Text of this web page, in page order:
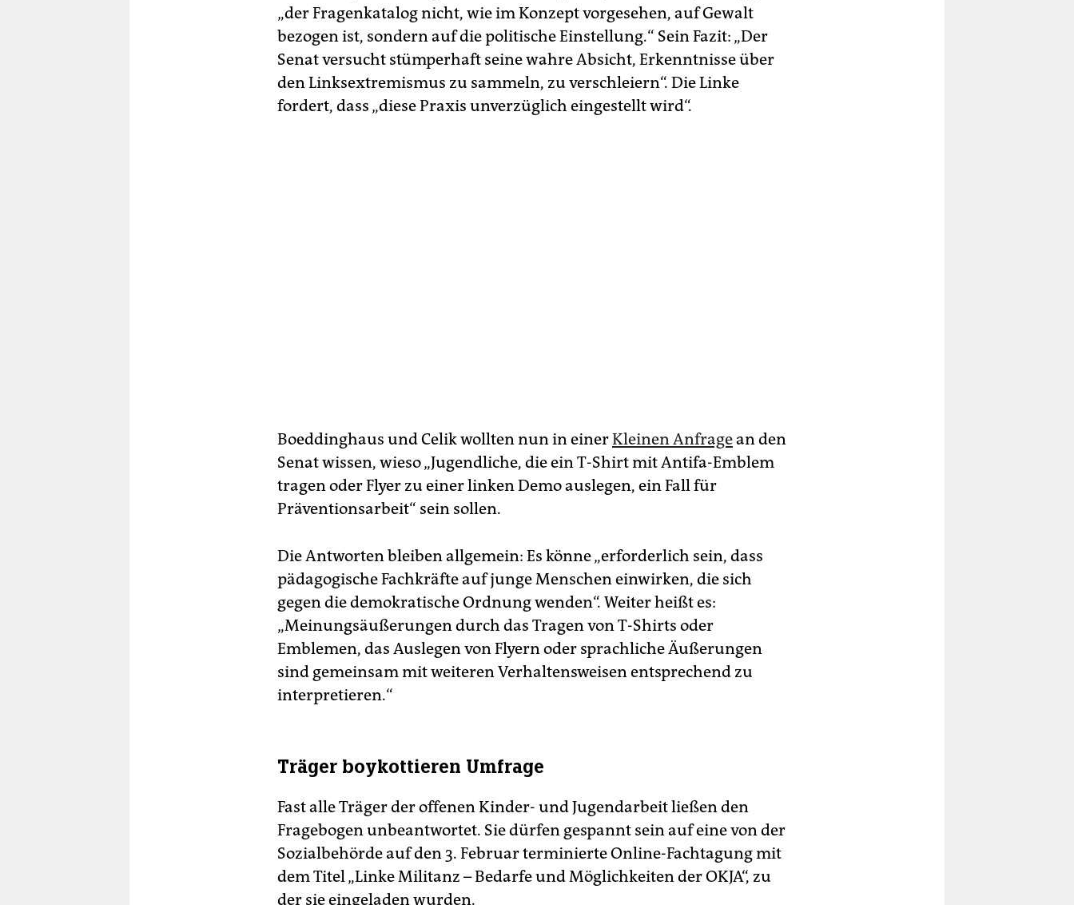
„der Fragenkatalog nicht, wie im Konzept vorgesehen, auf Gewalt
bezogen ist, sondern auf die politische Einstellung.“ Sein Fazit: „Der
Senat versucht stümperhaft seine wahre Absicht, Erkenntnisse über
den Linksextremismus zu sammeln, zu verschleiern“. Die Linke
fordert, dass „diese Praxis unverzüglich eingestellt wird“.
Boeddinghaus und Celik wollten nun in einerKleinen Anfragean den
Senat wissen, wieso „Jugendliche, die ein T-Shirt mit Antifa-Emblem
tragen oder Flyer zu einer linken Demo auslegen, ein Fall für
Präventionsarbeit“ sein sollen.
Die Antworten bleiben allgemein: Es könne „erforderlich sein, dass
pädagogische Fachkräfte auf junge Menschen einwirken, die sich
gegen die demokratische Ordnung wenden“. Weiter heißt es:
„Meinungsäußerungen durch das Tragen von T-Shirts oder
Emblemen, das Auslegen von Flyern oder sprachliche Äußerungen
sind gemeinsam mit weiteren Verhaltensweisen entsprechend zu
interpretieren.“
Träger boykottieren Umfrage
Fast alle Träger der offenen Kinder- und Jugendarbeit ließen den
Fragebogen unbeantwortet. Sie dürfen gespannt sein auf eine von der
Sozialbehörde auf den 3. Februar terminierte Online-Fachtagung mit
dem Titel „Linke Militanz – Bedarfe und Möglichkeiten der OKJA“, zu
der sie eingeladen wurden.